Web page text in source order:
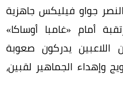
جواو فيليكس جاهزية
أمام «غامبا أوساكا»
اللاعبين يدركون صعوبة
وإهداء الجماهير لقبين،